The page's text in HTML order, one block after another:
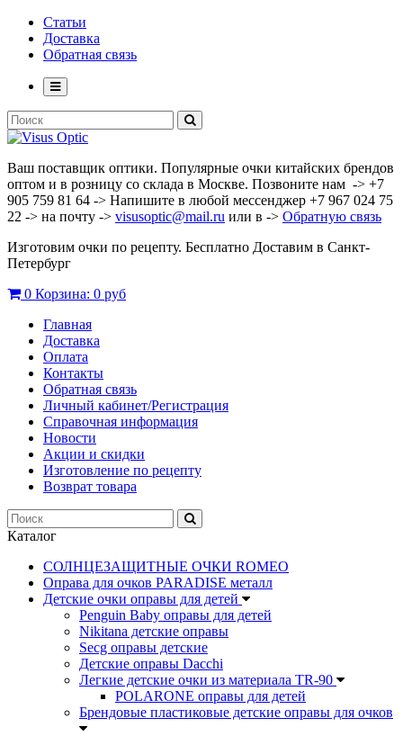
Статьи
Доставка
Обратная связь
Ваш поставщик оптики. Популярные очки китайских брендов
оптом и в розницу со склада в Москве. Позвоните нам -> +7
905 759 81 64 -> Напишите в любой мессенджер +7 967 024 75
22 -> на почту -> visusoptic@mail.ru или в -> Обратную связь
Изготовим очки по рецепту. Бесплатно Доставим в Санкт-
Петербург
0 Корзина: 0 руб
Главная
Доставка
Оплата
Контакты
Обратная связь
Личный кабинет/Регистрация
Справочная информация
Новости
Акции и скидки
Изготовление по рецепту
Возврат товара
Каталог
СОЛНЦЕЗАЩИТНЫЕ ОЧКИ ROMEO
Оправа для очков PARADISE металл
Детские очки оправы для детей
Penguin Baby оправы для детей
Nikitana детские оправы
Secg оправы детские
Детские оправы Dacchi
Легкие детские очки из материала TR-90
POLARONE оправы для детей
Брендовые пластиковые детские оправы для очков